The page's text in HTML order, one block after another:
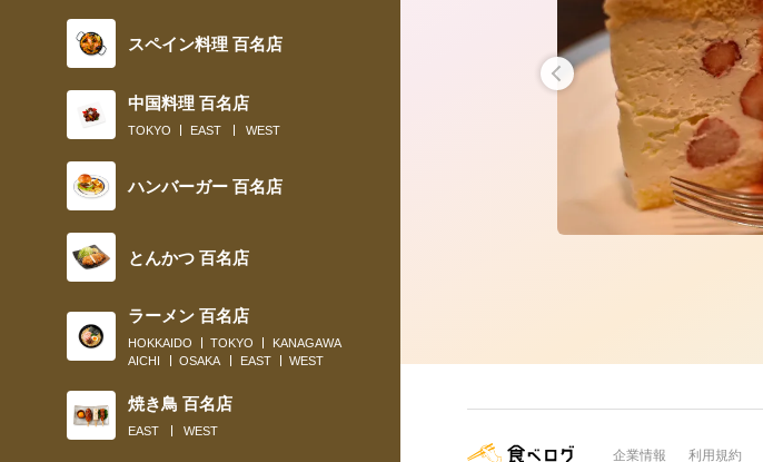
スペイン料理 百名店
中国料理 百名店
TOKYO EAST WEST
ハンバーガー 百名店
とんかつ 百名店
ラーメン 百名店
HOKKAIDO TOKYO
KANAGAWA
AICHI
OSAKA EAST WEST
焼き鳥 百名店
EAST WEST
企業情報 利用規約